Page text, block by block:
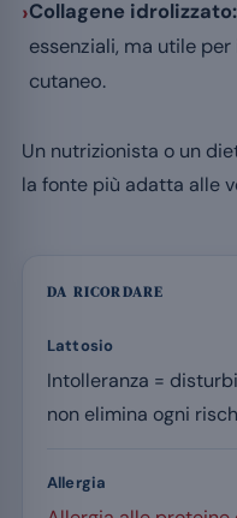
›Collagene idrolizzato:
essenziali, ma utile
cutaneo.
Un nutrizionista o un
la fonte più adatta alle
DA RICORDARE
Lattosio
Intolleranza =
non elimina ogni
Allergia